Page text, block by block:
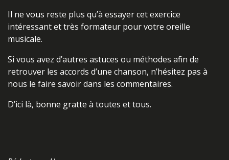
Il ne vous reste plus qu’à essayer cet exercice
intéressant et très formateur pour votre oreille
musicale.
Si vous avez d’autres astuces ou méthodes afin de
retrouver les accords d’une chanson, n’hésitez pas à
nous le faire savoir dans les commentaires.
D’ici là, bonne gratte à toutes et tous.